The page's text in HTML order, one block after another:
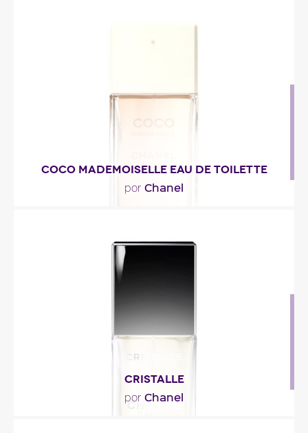
Descripción del perfume
COCO MADEMOISELLE EAU DE TOILETTE
por Chanel
nota de cabeza, con una frescura amplia. Una
CRISTALLE
por Chanel